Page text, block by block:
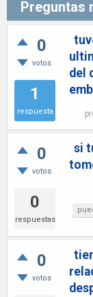
Preguntas
0
votos
1
respuesta
del
0
votos
0
respuestas
si
0
votos